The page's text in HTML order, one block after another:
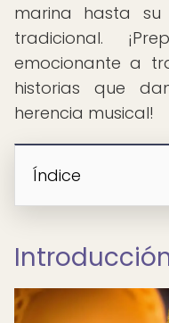
marina hasta su
tradicional.
emocionante a
historias que
herencia musical!
Índice